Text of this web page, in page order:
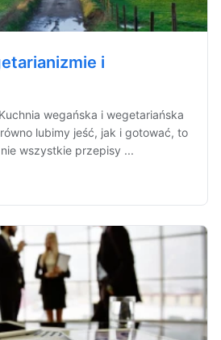
i
wegańska i wegetariańska
lubimy jeść, jak i gotować, to
wszystkie przepisy ...